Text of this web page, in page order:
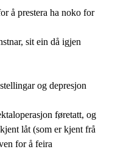
å prestera ha noko for
sit ein då igjen
og depresjon
føretatt, og
låt (som er kjent frå
for å feira